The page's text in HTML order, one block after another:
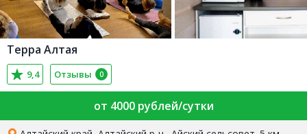
Терра Алтая
9,4 Отзывы 0
от 4000 рублей/сутки